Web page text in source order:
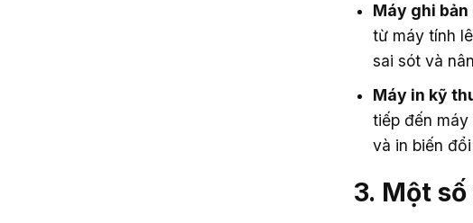
Máy ghi bản
từ máy tính
sai sót và
Máy in kỹ
tiếp đến
và in biến
3. Một